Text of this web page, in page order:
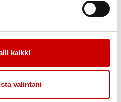
kaikki
valintani
facebookLink to instagram
Link to youtube
Tukea
Sydäntuki-toiminta
Vertaistuki